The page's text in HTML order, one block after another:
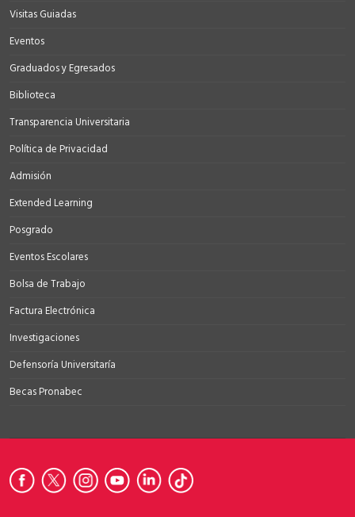
Visitas Guiadas
Eventos
Graduados y Egresados
Biblioteca
Transparencia Universitaria
Política de Privacidad
Admisión
Extended Learning
Posgrado
Eventos Escolares
Bolsa de Trabajo
Factura Electrónica
Investigaciones
Defensoría Universitaría
Becas Pronabec